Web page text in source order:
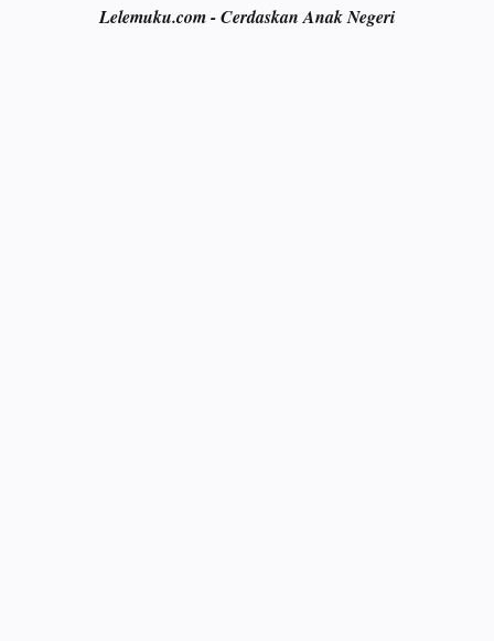
Lelemuku.com - Cerdaskan Anak Negeri